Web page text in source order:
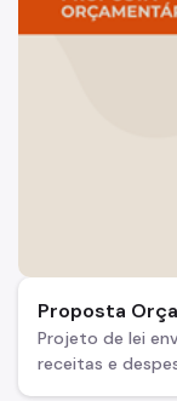
Proposta
Projeto de lei
receitas e